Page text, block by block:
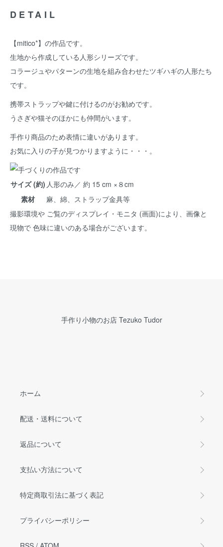
DETAIL
【mitico*】の作品です。
生地から作成している人形シリーズです。
コラージュやパターンの生地を組み合わせたツギハギの人形たち
です。
携帯ストラップや鍵に付けるのがお勧めです。
うさぎや猫そのほかにも仲間がいます。
手作り商品のため表情に違いがあります。
お気に入りの子が見つかりますように・・・。
サイズ (約) 人形のみ／ 約 15 cm ×８cm
素材
麻、綿、ストラップ金具等
撮影環境や ご覧のディスプレイ・モニタ (画面)により、画像と
現物で 色味に違いのある場合がございます。
手作り小物のお店 Tezuko Tudor
ホーム
配送・送料について
返品について
支払い方法について
特定商取引法に基づく表記
プライバシーポリシー